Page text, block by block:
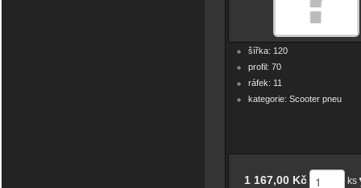
šířka: 120
profil: 70
ráfek: 11
kategorie: Scooter pneu
1 167,00 Kč ks